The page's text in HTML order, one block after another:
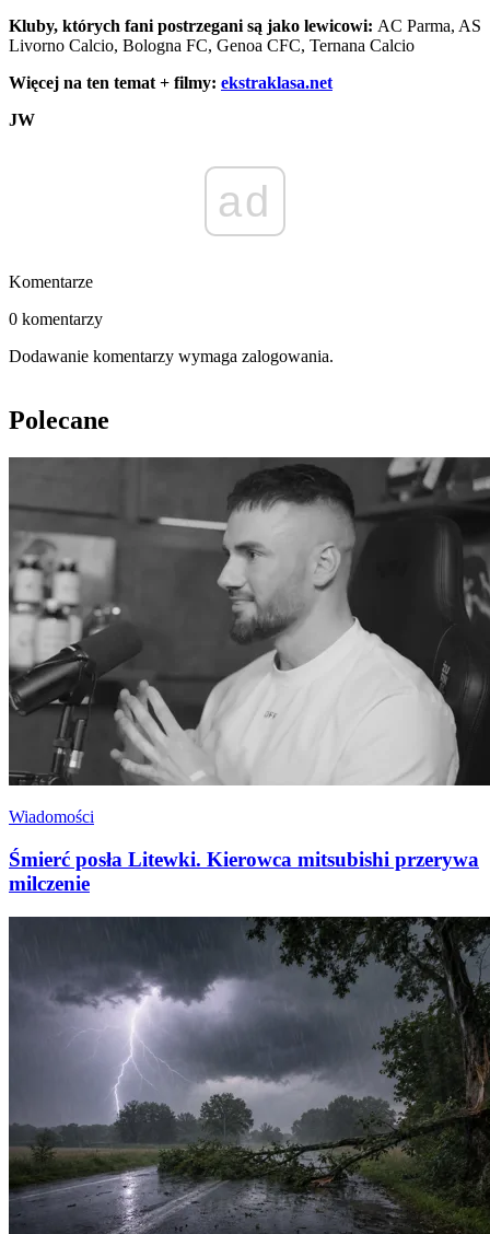
Kluby, których fani postrzegani są jako lewicowi: AC Parma, AS
Livorno Calcio, Bologna FC, Genoa CFC, Ternana Calcio
Więcej na ten temat + filmy: ekstraklasa.net
JW
ad
Komentarze
0 komentarzy
Dodawanie komentarzy wymaga zalogowania.
Polecane
Wiadomości
Śmierć posła Litewki. Kierowca mitsubishi przerywa
milczenie